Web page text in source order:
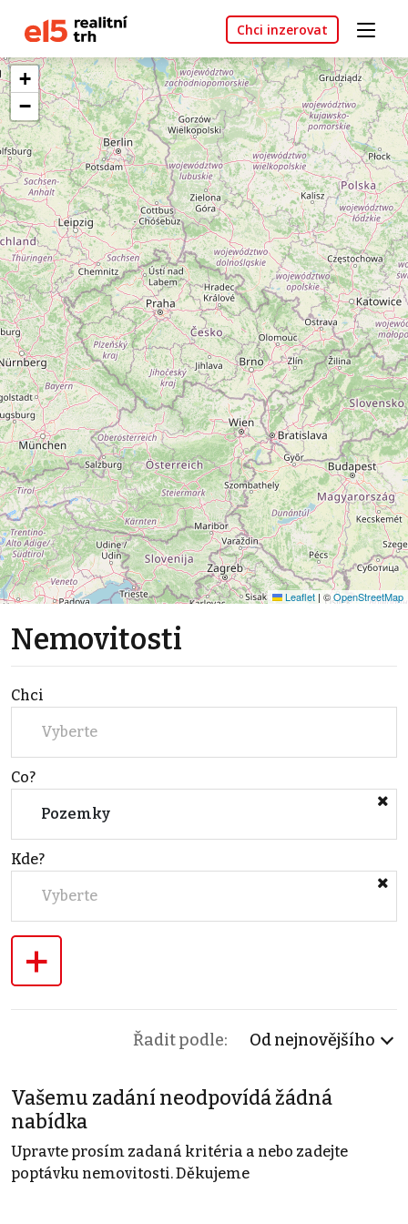
Chci inzerovat
+
−
Leaflet | ©OpenStreetMap
Nemovitosti
Chci
Vyberte
Co?
Pozemky
Kde?
Vyberte
+
Řadit podle: Od nejnovějšího
Vašemu zadání neodpovídá žádná
nabídka
Upravte prosím zadaná kritéria a nebo zadejte
poptávku nemovitosti. Děkujeme